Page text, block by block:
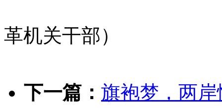
革机关干部）
下一篇： 旗袍梦，两